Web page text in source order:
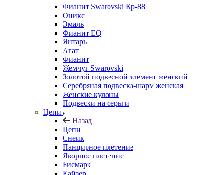
Фианит Swarovski Кр-88
Оникс
Эмаль
Фианит EQ
Янтарь
Агат
Фианит
Жемчуг Swarovski
Золотой подвесной элемент женcкий
Серебряная подвеска-шарм женская
Женские кулоны
Подвески на серьги
Цепи
Назад
Цепи
Снейк
Панцирное плетение
Якорное плетение
Бисмарк
Кайзер